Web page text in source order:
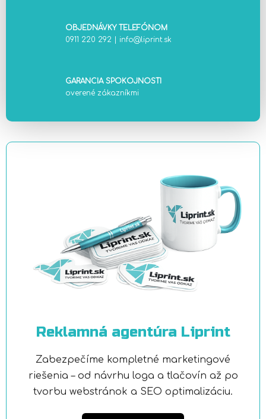
OBJEDNÁVKY TELEFÓNOM
0911 220 292
info@liprint.sk
GARANCIA SPOKOJNOSTI
overené zákazníkmi
Reklamná agentúra Liprint
Zabezpečíme kompletné marketingové
riešenia – od návrhu loga a tlačovín až po
tvorbu webstránok a SEO optimalizáciu.